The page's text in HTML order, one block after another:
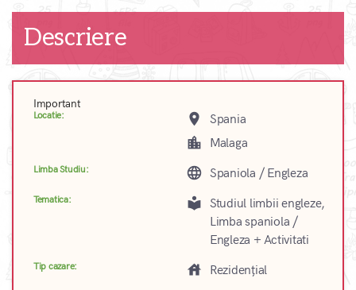
Descriere
Important
Locatie: place Spania
location_city Malaga
Limba Studiu: language Spaniola / Engleza
Tematica: local_library Studiul limbii engleze,
Limba spaniola /
Engleza + Activitati
Tip cazare: house Rezidențial